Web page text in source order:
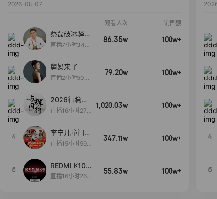
2026-08-07
观看人次 销售额
蔡磊破冰驿站
直播间好物分
直播7小时34分
86.35w 100w+
舅妈来了
直播2小时50分
79.20w 100w+
2026行稳致
远
直播16小时27
1,020.03w 100w+
4
李宁儿童门店
爆款赤兔8pr
了，全网销冠
刷新历史底价
直播15小时59
347.11w 100w+
5
REDMI K100
Pro系列新品
直播16小时26
55.83w 100w+
4
5